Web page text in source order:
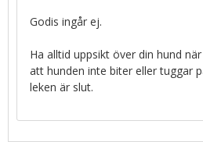
Godis ingår ej.
Ha alltid uppsikt över din hund
att hunden inte biter eller tuggar
leken är slut.